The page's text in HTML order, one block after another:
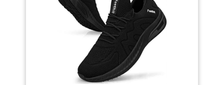
sur la semelle a une grande
distance pour éviter les
embouteillages. 【Occasion
Appropriée】Les chaussures
de pointe sont le meilleur choix
pour la randonnée, la
randonnée, les randonnées en
ville, les voyages, l'escalade, le
jogging, les sports de plein air,
les loisirs urbains, le travail, la
conduite, le camping, etc.